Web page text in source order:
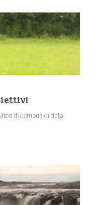
di campus di data